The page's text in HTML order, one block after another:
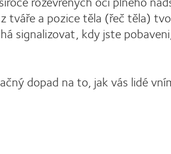
tváře a pozice těla (řeč těla)
signalizovat, kdy jste
dopad na to, jak vás lidé